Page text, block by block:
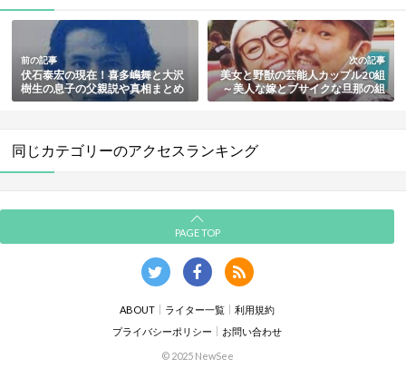
前の記事
伏石泰宏の現在！喜多嶋舞と大沢
樹生の息子の父親説や真相まとめ
次の記事
美女と野獣の芸能人カップル20組
～美人な嫁とブサイクな旦那の組
み合わせを衝撃順にランキングで
同じカテゴリーのアクセスランキング
PAGE TOP
ABOUT ライター一覧
利用規約
プライバシーポリシー
お問い合わせ
© 2025 NewSee